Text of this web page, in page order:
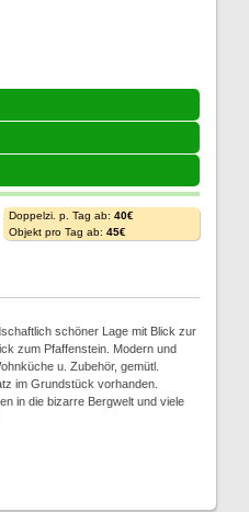
Doppelzi. p. Tag ab: 40€
Objekt pro Tag ab: 45€
schöner Lage mit Blick zur
zum Pfaffenstein. Modern und
u. Zubehör, gemütl.
im Grundstück vorhanden.
in die bizarre Bergwelt und viele